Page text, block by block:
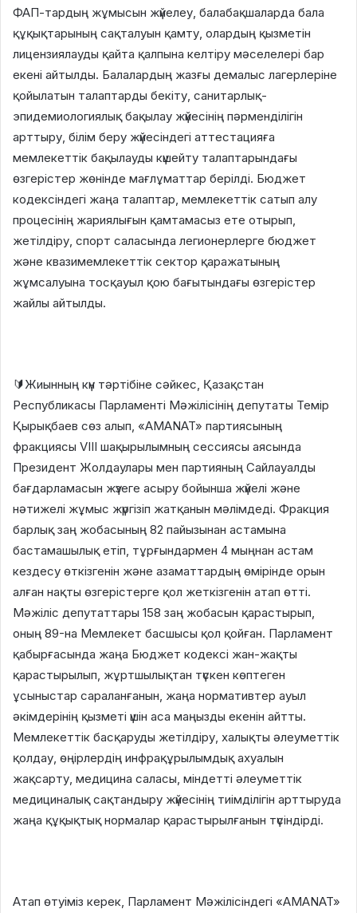
ФАП-тардың жұмысын жүйелеу, балабақшаларда бала
құқықтарының сақталуын қамту, олардың қызметін
лицензиялауды қайта қалпына келтіру мәселелері бар
екені айтылды. Балалардың жазғы демалыс лагерлеріне
қойылатын талаптарды бекіту, санитарлық-
эпидемиологиялық бақылау жүйесінің пәрменділігін
арттыру, білім беру жүйесіндегі аттестацияға
мемлекеттік бақылауды күшейту талаптарындағы
өзгерістер жөнінде мағлұматтар берілді. Бюджет
кодексіндегі жаңа талаптар, мемлекеттік сатып алу
процесінің жариялығын қамтамасыз ете отырып,
жетілдіру, спорт саласында легионерлерге бюджет
және квазимемлекеттік сектор қаражатының
жұмсалуына тосқауыл қою бағытындағы өзгерістер
жайлы айтылды.
🔰Жиынның күн тәртібіне сәйкес, Қазақстан
Республикасы Парламенті Мәжілісінің депутаты Темір
Қырықбаев сөз алып, «AMANAT» партиясының
фракциясы VIII шақырылымның сессиясы аясында
Президент Жолдаулары мен партияның Сайлауалды
бағдарламасын жүзеге асыру бойынша жүйелі және
нәтижелі жұмыс жүргізіп жатқанын мәлімдеді. Фракция
барлық заң жобасының 82 пайызынан астамына
бастамашылық етіп, тұрғындармен 4 мыңнан астам
кездесу өткізгенін және азаматтардың өмірінде орын
алған нақты өзгерістерге қол жеткізгенін атап өтті.
Мәжіліс депутаттары 158 заң жобасын қарастырып,
оның 89-на Мемлекет басшысы қол қойған. Парламент
қабырғасында жаңа Бюджет кодексі жан-жақты
қарастырылып, жұртшылықтан түскен көптеген
ұсыныстар сараланғанын, жаңа нормативтер ауыл
әкімдерінің қызметі үшін аса маңызды екенін айтты.
Мемлекеттік басқаруды жетілдіру, халықты әлеуметтік
қолдау, өңірлердің инфрақұрылымдық ахуалын
жақсарту, медицина саласы, міндетті әлеуметтік
медициналық сақтандыру жүйесінің тиімділігін арттыруда
жаңа құқықтық нормалар қарастырылғанын түсіндірді.
Атап өтуіміз керек, Парламент Мәжілісіндегі «AMANAT»